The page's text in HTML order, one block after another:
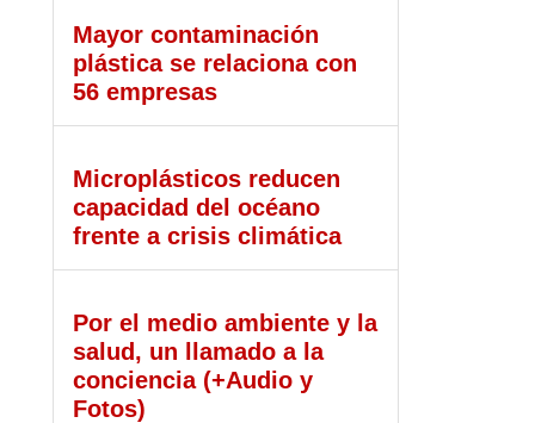
Mayor contaminación
plástica se relaciona con
56 empresas
Microplásticos reducen
capacidad del océano
frente a crisis climática
Por el medio ambiente y la
salud, un llamado a la
conciencia (+Audio y
Fotos)